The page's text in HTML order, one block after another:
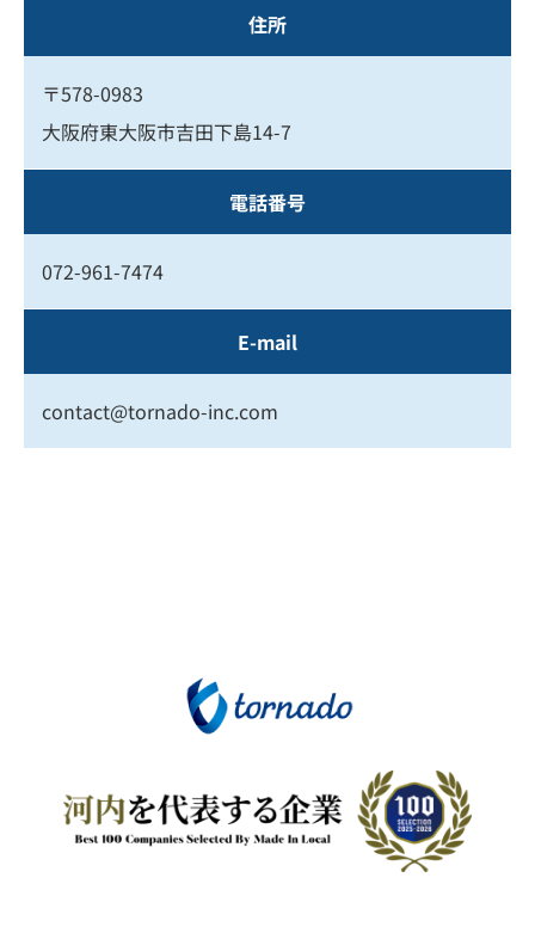
住所
〒578-0983
大阪府東大阪市吉田下島14-7
電話番号
072-961-7474
E-mail
contact@tornado-inc.com